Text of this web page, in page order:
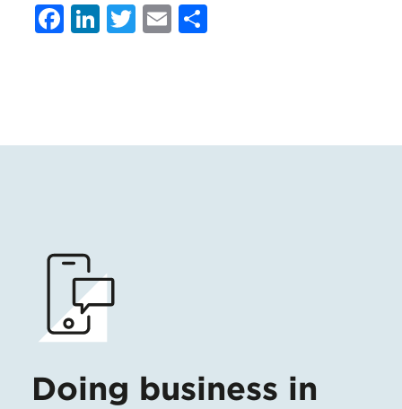
Facebook
LinkedIn
Twitter
Email
Doing business in